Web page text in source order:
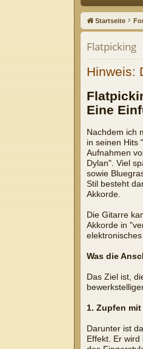
ne
llz
ug
riff
Startseite
Flatpicking
Hinweis:
Eine
Nachdem ich
in seinen Hits
Aufnahmen
Dylan". Viel
sowie
Stil besteht
Akkorde.
Die Gitarre
Akkorde in
Was die
Das Ziel ist,
1. Zupfen
Darunter ist
Effekt. Er